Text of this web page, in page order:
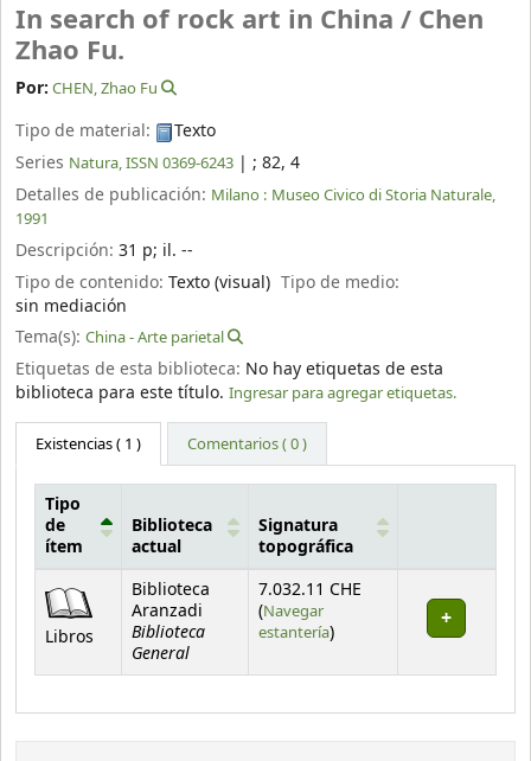
In search of rock art in China / Chen
Zhao Fu.
Por: CHEN, Zhao Fu
Tipo de material:
Texto
Series Natura, ISSN 0369-6243 | ; 82, 4
Detalles de publicación: Milano : Museo Civico di Storia Naturale,
1991
Descripción: 31 p; il. --
Tipo de contenido: Texto (visual) Tipo de medio:
sin mediación
Tema(s): China - Arte parietal
Etiquetas de esta biblioteca: No hay etiquetas de esta
biblioteca para este título. Ingresar para agregar etiquetas.
Existencias( 1 ) Comentarios ( 0 )
Existencias
Tipo
de
ítem
Biblioteca
actual
Signatura
topográfica
Libros
Biblioteca
Aranzadi
Biblioteca
General
7.032.11 CHE
(Navegar
estantería(Abre debajo)
)